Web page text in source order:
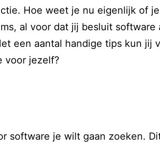
Hoe weet je nu eigenlijk of
al voor dat jij besluit
een aantal handige tips kun jij
voor jezelf?
software je wilt gaan zoeken.